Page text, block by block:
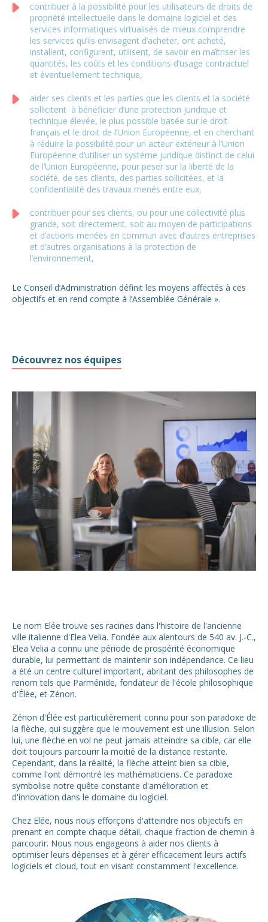
contribuer à la possibilité pour les utilisateurs de droits de
propriété intellectuelle dans le domaine logiciel et des
services informatiques virtualisés de mieux comprendre
les services qu’ils envisagent d’acheter, ont acheté,
installent, configurent, utilisent, de savoir en maîtriser les
quantités, les coûts et les conditions d’usage contractuel
et éventuellement technique,
aider ses clients et les parties que les clients et la société
sollicitent à bénéficier d’une protection juridique et
technique élevée, le plus possible basée sur le droit
français et le droit de l’Union Européenne, et en cherchant
à réduire la possibilité pour un acteur extérieur à l’Union
Européenne d’utiliser un système juridique distinct de celui
de l’Union Européenne, pour peser sur la liberté de la
société, de ses clients, des parties sollicitées, et la
confidentialité des travaux menés entre eux,
contribuer pour ses clients, ou pour une collectivité plus
grande, soit directement, soit au moyen de participations
et d’actions menées en commun avec d’autres entreprises
et d’autres organisations à la protection de
l’environnement,
Le Conseil d’Administration définit les moyens affectés à ces
objectifs et en rend compte à l’Assemblée Générale ».
Découvrez nos équipes
Le nom Elée trouve ses racines dans l'histoire de l'ancienne
ville italienne d'Elea Velia. Fondée aux alentours de 540 av. J.-C.,
Elea Velia a connu une période de prospérité économique
durable, lui permettant de maintenir son indépendance. Ce lieu
a été un centre culturel important, abritant des philosophes de
renom tels que Parménide, fondateur de l'école philosophique
d'Élée, et Zénon.
Zénon d'Élée est particulièrement connu pour son paradoxe de
la flèche, qui suggère que le mouvement est une illusion. Selon
lui, une flèche en vol ne peut jamais atteindre sa cible, car elle
doit toujours parcourir la moitié de la distance restante.
Cependant, dans la réalité, la flèche atteint bien sa cible,
comme l'ont démontré les mathématiciens. Ce paradoxe
symbolise notre quête constante d'amélioration et
d'innovation dans le domaine du logiciel.
Chez Elée, nous nous efforçons d'atteindre nos objectifs en
prenant en compte chaque détail, chaque fraction de chemin à
parcourir. Nous nous engageons à aider nos clients à
optimiser leurs dépenses et à gérer efficacement leurs actifs
logiciels et cloud, tout en visant constamment l'excellence.